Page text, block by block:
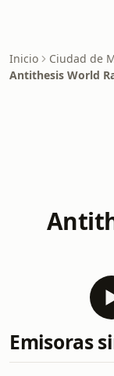
Inicio Ciudad de
Antithesis World
Emisoras